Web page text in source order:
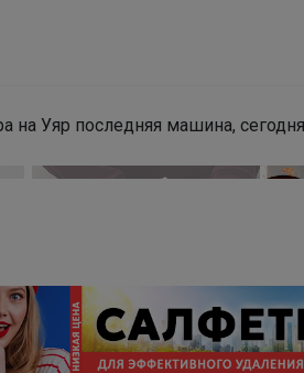
на Уяр последняя машина,